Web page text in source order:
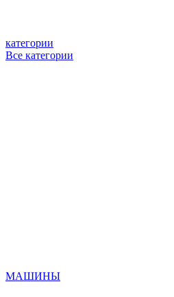
категории
Все категории
МАШИНЫ